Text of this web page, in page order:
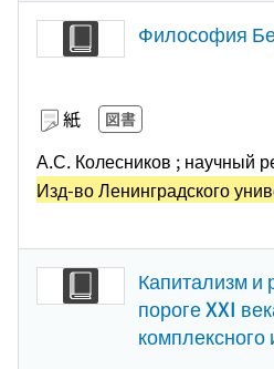
Философия
紙 図書
А.С. Колесников ; научный
Изд-во Ленинградского
Капитализм и
пороге XXI